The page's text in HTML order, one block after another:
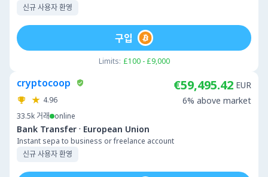
신규 사용자 환영
Limits: £100 - £9,000
구입
cryptocoop
4.96
33.5k 거래 online
Bank Transfer · European Union
Instant sepa to business or freelance account
신규 사용자 환영
€59,495.42 EUR
6% above market